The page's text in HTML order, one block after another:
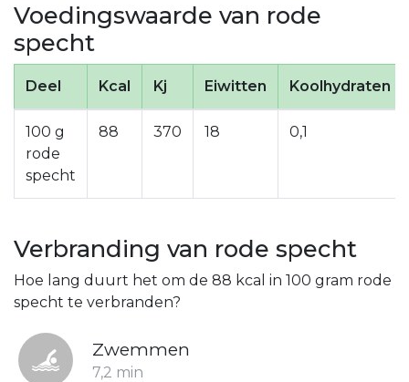
Voedingswaarde van rode
specht
Deel Kcal Kj Eiwitten Koolhydraten
100 g
rode
specht
88 370 18 0,1
Verbranding van rode specht
Hoe lang duurt het om de 88 kcal in 100 gram rode
specht te verbranden?
Zwemmen
7,2 min